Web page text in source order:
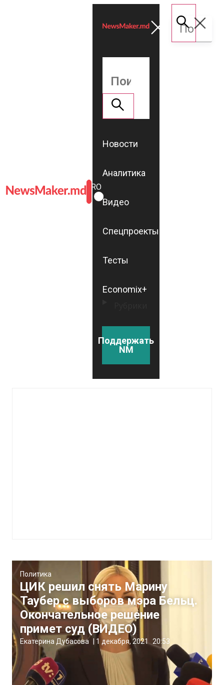
ROMÂNĂ
RU
Новости
Аналитика
Видео
Спецпроекты
Тесты
Economix+
Поддержать
NM
Политика
ЦИК решил снять Марину
Таубер с выборов мэра Бельц.
Окончательное решение
примет суд (ВИДЕО)
Екатерина Дубасова 1 декабря, 2021 20:53